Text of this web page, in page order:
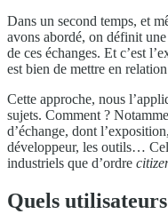
Dans un second temps, et
avons abordé, on définit
de ces échanges. Et c’est
est bien de mettre en
Cette approche, nous
sujets. Comment ?
d’échange, dont
développeur, les outils…
industriels que d’ordre
Quels